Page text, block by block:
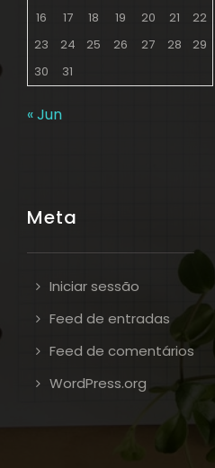
16
17 18 19 20 21
22
23
24 25 26 27 28
29
30
31
« Jun
Meta
Iniciar sessão
Feed de entradas
Feed de comentários
WordPress.org